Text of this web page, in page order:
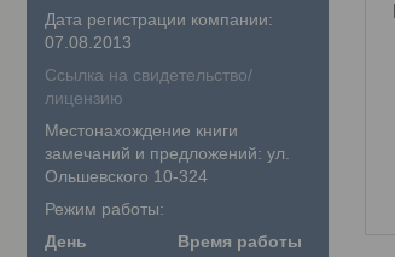
Дата регистрации компании:
07.08.2013
Ссылка на свидетельство/
лицензию
Местонахождение книги
замечаний и предложений: ул.
Ольшевского 10-324
Режим работы:
День
Время работы